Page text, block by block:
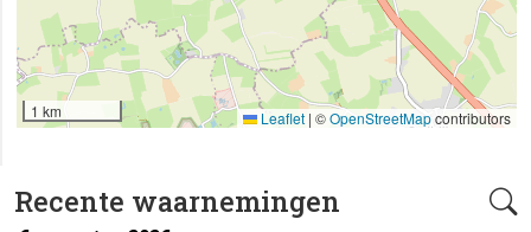
Recente waarnemingen
1 km Leaflet | ©OpenStreetMapcontributors